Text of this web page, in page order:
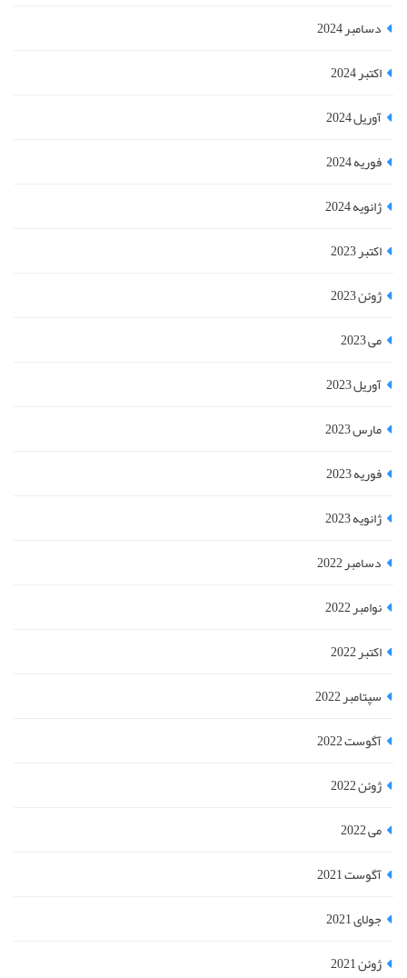
دسامبر 2024
اکتبر 2024
آوریل 2024
فوریه 2024
ژانویه 2024
اکتبر 2023
ژوئن 2023
می 2023
آوریل 2023
مارس 2023
فوریه 2023
ژانویه 2023
دسامبر 2022
نوامبر 2022
اکتبر 2022
سپتامبر 2022
آگوست 2022
ژوئن 2022
می 2022
آگوست 2021
جولای 2021
ژوئن 2021